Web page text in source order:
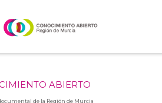
ABIERTO
de la Región de Murcia